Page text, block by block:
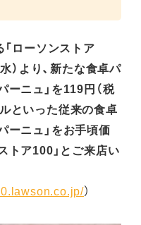
「ローソンストア
）より、新たな食卓パ
ーニュ」を119円（税
といった従来の食卓
ーニュ」をお手頃価
トア100」と ご来店い
）